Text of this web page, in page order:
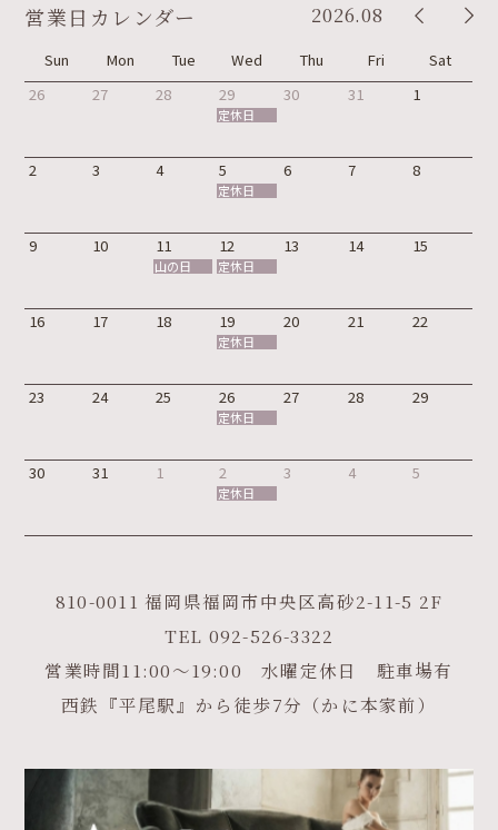
営業日カレンダー 2026.08
Sun Mon Tue Wed Thu Fri
Sat
26
27 28 29
定休日
30 31 1
2 3 4 5
定休日
6 7 8
9 10 11
山の日
12
定休日
13 14 15
16 17 18 19
定休日
20 21 22
23 24 25 26
定休日
27 28 29
30 31 1 2
定休日
3 4 5
810-0011 福岡県福岡市中央区高砂2-11-5 2F
TEL 092-526-3322
営業時間11:00～19:00 水曜定休日 駐車場有
西鉄『平尾駅』から徒歩7分（かに本家前）